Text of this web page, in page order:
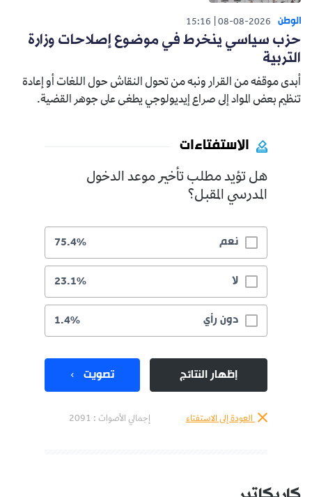
الوطن 08-08-2026
15:16
حزب سياسي ينخرط في موضوع إصلاحات وزارة
التربية
أبدى موقفه من القرار ونبه من تحول النقاش حول اللغات أو إعادة
تنظيم بعض المواد إلى صراع إيديولوجي يطغى على جوهر القضية.
الاستفتاءات
هل تؤيد مطلب تأخير موعد الدخول
المدرسي المقبل؟
نعم 75.4%
لا 23.1%
دون رأي 1.4%
إظهار النتائج تصويت
العودة إلى الاستفتاء إجمالي الأصوات : 2091